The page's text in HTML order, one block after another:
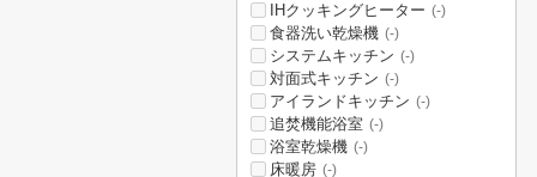
IHクッキングヒーター (-)
食器洗い乾燥機 (-)
システムキッチン (-)
対面式キッチン (-)
アイランドキッチン (-)
追焚機能浴室 (-)
浴室乾燥機 (-)
床暖房 (-)